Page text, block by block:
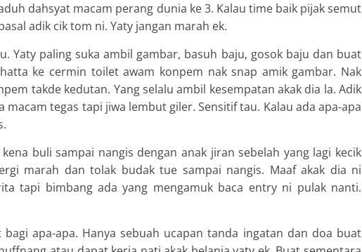
dahsyat macam perang dunia ke 3. Kalau time baik pijak semut
adik cik tom ni. Yaty jangan marah ek.
Yaty paling suka ambil gambar, basuh baju, gosok baju dan buat
ke cermin toilet awam konpem nak snap amik gambar. Nak
takde kedutan. Yang selalu ambil kesempatan akak dia la. Adik
tegas tapi jiwa lembut giler. Sensitif tau. Kalau ada apa-apa
buli sampai nangis dengan anak jiran sebelah yang lagi kecik
marah dan tolak budak tue sampai nangis. Maaf akak dia ni
tapi bimbang ada yang mengamuk baca entry ni pulak nanti.
apa-apa. Hanya sebuah ucapan tanda ingatan dan doa buat